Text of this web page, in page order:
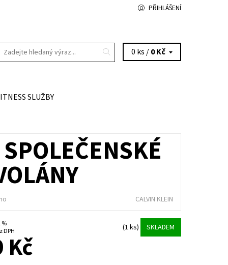
PŘIHLÁŠENÍ
0 ks /0 Kč
SLUŽBY
CALVIN KLEIN
%
bez DPH
(1 ks) SKLADEM
Kč